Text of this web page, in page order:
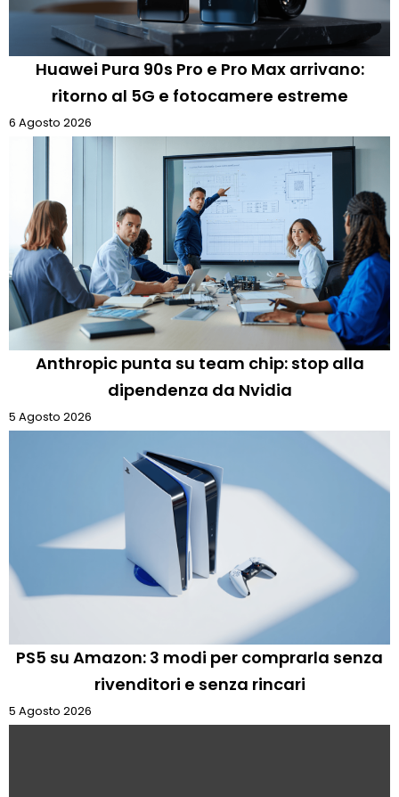
Huawei Pura 90s Pro e Pro Max arrivano:
ritorno al 5G e fotocamere estreme
6 Agosto 2026
Anthropic punta su team chip: stop alla
dipendenza da Nvidia
5 Agosto 2026
PS5 su Amazon: 3 modi per comprarla senza
rivenditori e senza rincari
5 Agosto 2026